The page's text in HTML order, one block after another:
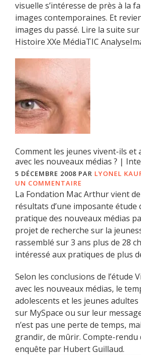
visuelle s’intéresse de près à la
images contemporaines. Et
images du passé. Lire la suite
Histoire XXe MédiaTIC
Comment les jeunes vivent-ils et
avec les nouveaux médias ? |
5 DÉCEMBRE 2008 PAR LYONEL
UN COMMENTAIRE
La Fondation Mac Arthur vient
résultats d’une imposante étude
pratique des nouveaux médias
projet de recherche sur la
rassemblé sur 3 ans plus de 28
intéressé aux pratiques de plus
Selon les conclusions de l’étude
avec les nouveaux médias, le
adolescents et les jeunes
sur MySpace ou sur leur
n’est pas une perte de temps,
grandir, de mûrir. Compte-rendu
enquête par Hubert Guillaud.